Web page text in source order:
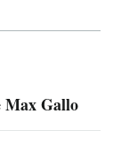
Max Gallo